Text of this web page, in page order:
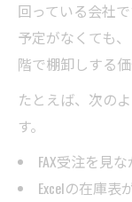
回っている会社
予定がなくても
階で棚卸しする価
たとえば、次の
す。
FAX受注を見
Excelの在庫